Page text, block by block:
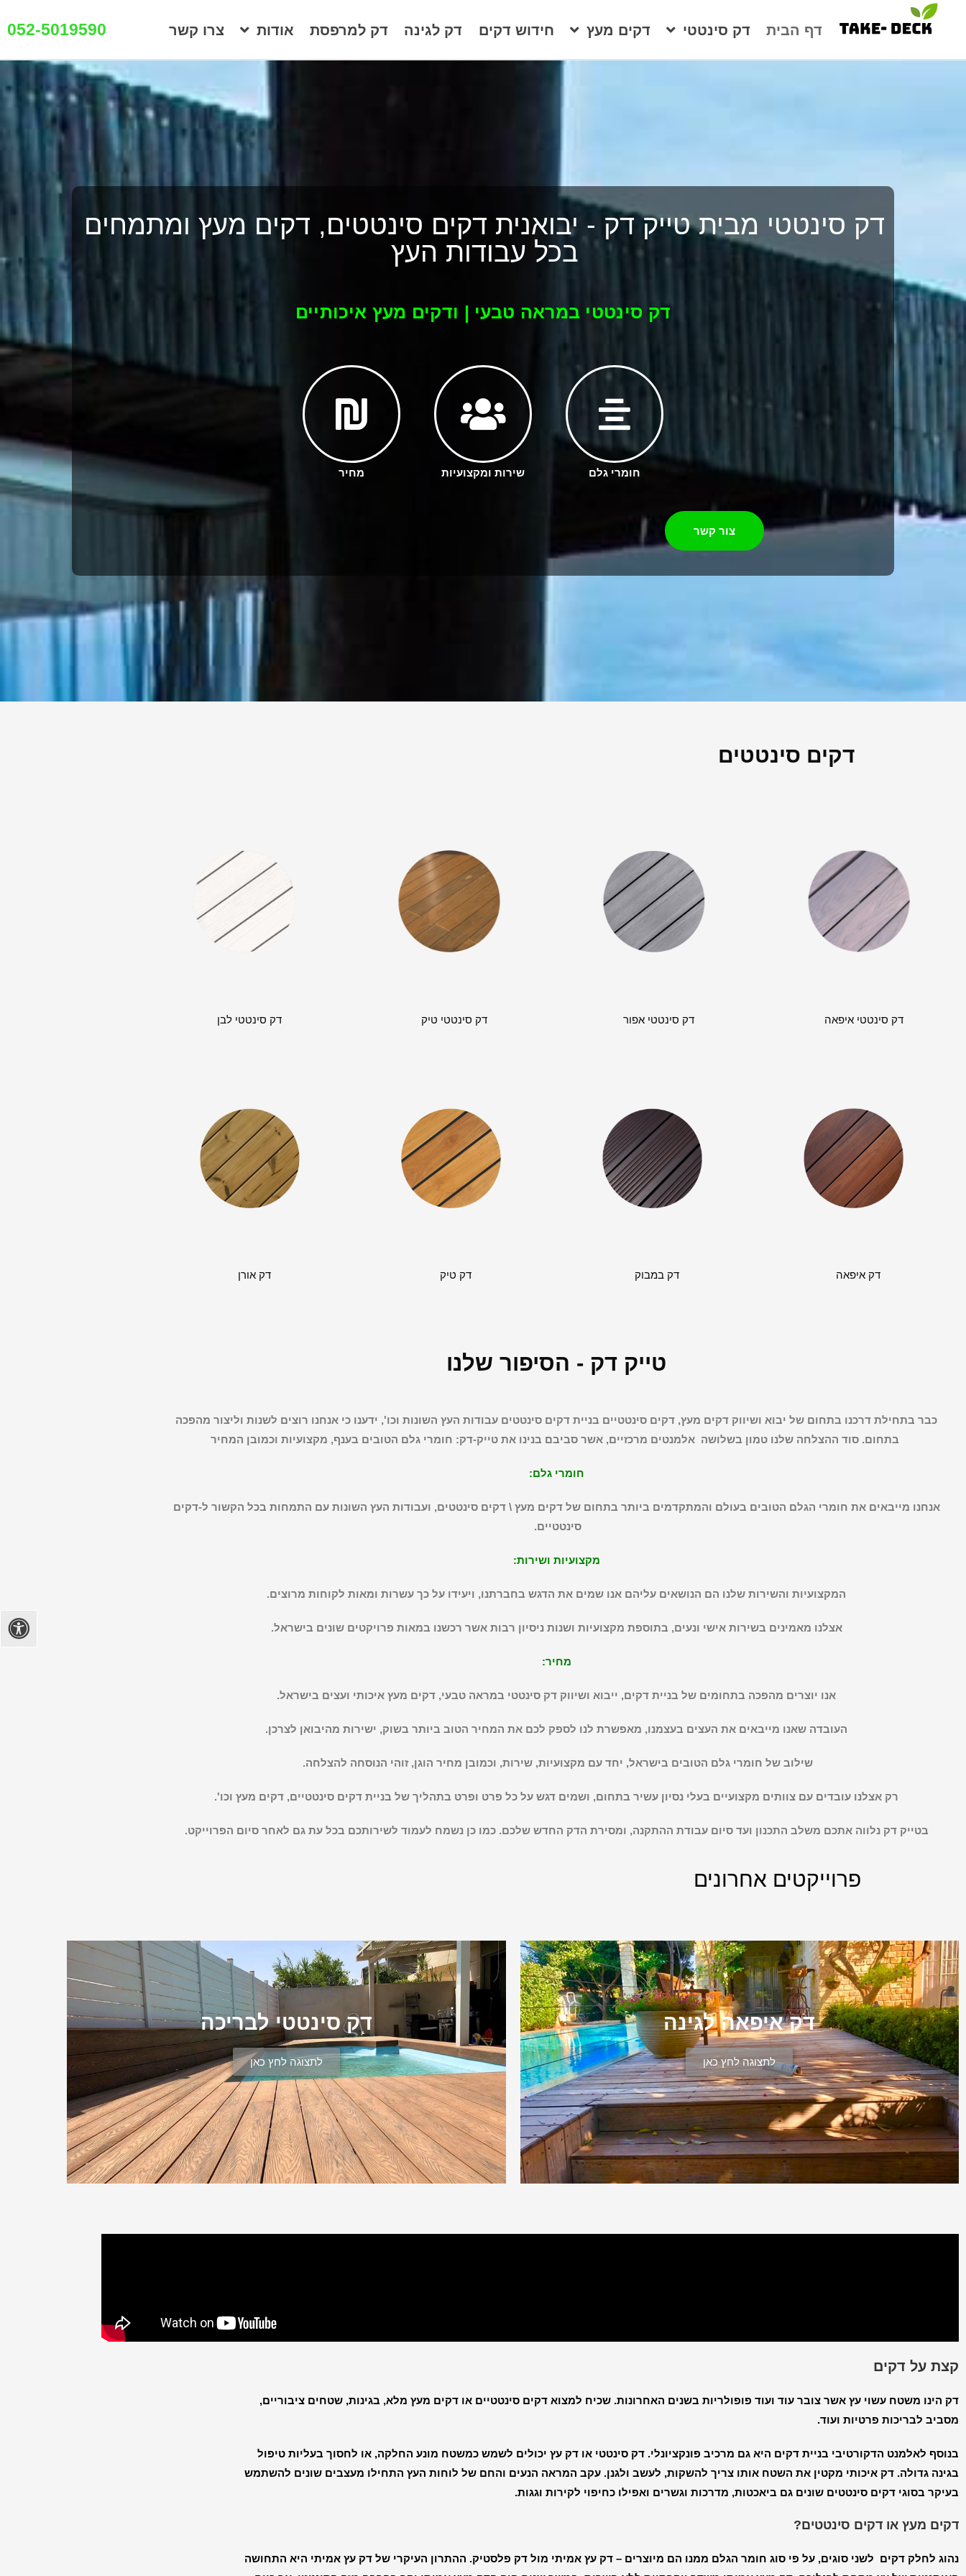
דף הבית דק סינטטי דקים מעץ חידוש דקים דק לגינה דק למרפסת אודות צרו קשר 052-5019590
דק סינטטי מבית טייק דק - יבואנית דקים סינטטים, דקים מעץ ומתמחים
בכל עבודות העץ
דק סינטטי במראה טבעי | ודקים מעץ איכותיים
חומרי גלם שירות ומקצועיות מחיר
צור קשר
דקים סינטטים
דק סינטטי איפאה דק סינטטי אפור דק סינטטי טיק דק סינטטי לבן
דק איפאה דק במבוק דק טיק דק אורן
טייק דק - הסיפור שלנו
כבר בתחילת דרכנו בתחום של יבוא ושיווק דקים מעץ, דקים סינטטיים בניית דקים סינטטים עבודות העץ השונות וכו', ידענו כי אנחנו רוצים לשנות וליצור מהפכה
בתחום. סוד ההצלחה שלנו טמון בשלושה אלמנטים מרכזיים, אשר סביבם בנינו את טייק-דק: חומרי גלם הטובים בענף, מקצועיות
חומרי גלם:
אנחנו מייבאים את חומרי הגלם הטובים בעולם והמתקדמים ביותר בתחום של דקים מעץ \ דקים סינטטים, ועבודות העץ השונות עם התמחות בכל הקשור ל-דקים
סינטטיים.
מקצועיות ושירות:
המקצועיות והשירות שלנו הם הנושאים עליהם אנו שמים את הדגש בחברתנו, ויעידו על כך עשרות ומאות לקוחות מרוצים.
אצלנו מאמינים בשירות אישי ונעים, בתוספת מקצועיות ושנות ניסיון רבות אשר רכשנו במאות פרויקטים שונים בישראל.
מחיר:
אנו יוצרים מהפכה בתחומים של בניית דקים, ייבוא ושיווק דק סינטטי במראה טבעי, דקים מעץ איכותי ועצים בישראל.
העובדה שאנו מייבאים את העצים בעצמנו, מאפשרת לנו לספק לכם את המחיר הטוב ביותר בשוק, ישירות מהיבואן לצרכן.
שילוב של חומרי גלם הטובים בישראל, יחד עם מקצועיות, שירות, וכמובן מחיר הוגן, זוהי הנוסחה להצלחה.
רק אצלנו עובדים עם צוותים מקצועיים בעלי נסיון עשיר בתחום, ושמים דגש על כל פרט ופרט בתהליך של בניית דקים סינטטיים, דקים מעץ וכו'.
בטייק דק נלווה אתכם משלב התכנון ועד סיום עבודת ההתקנה, ומסירת הדק החדש שלכם. כמו כן נשמח לעמוד לשירותכם בכל עת גם לאחר סיום הפרוייקט.
פרוייקטים אחרונים
דק איפאה לגינה
לתצוגה לחץ כאן
דק סינטטי לבריכה
לתצוגה לחץ כאן
קצת על דקים
דק הינו משטח עשוי עץ אשר צובר עוד ועוד פופולריות בשנים האחרונות. שכיח למצוא דקים סינטטיים או דקים מעץ מלא, בגינות, שטחים ציבוריים,
מסביב לבריכות פרטיות ועוד.
בנוסף לאלמנט הדקורטיבי בניית דקים היא גם מרכיב פונקציונלי. דק סינטטי או דק עץ יכולים לשמש כמשטח מונע החלקה, או לחסוך בעליות טיפול
בגינה גדולה. דק איכותי מקטין את השטח אותו צריך להשקות, לעשב ולגנן. עקב המראה הנעים והחם של לוחות העץ התחילו מעצבים שונים להשתמש
בעיקר בסוגי דקים סינטטים שונים גם ביאכטות, מדרכות וגשרים ואפילו כחיפוי לקירות וגגות.
דקים מעץ או דקים סינטטים?
נהוג לחלק דקים לשני סוגים, על פי סוג חומר הגלם ממנו הם מיוצרים – דק עץ אמיתי מול דק פלסטיק. ההתרון העיקרי של דק עץ אמיתי היא התחושה